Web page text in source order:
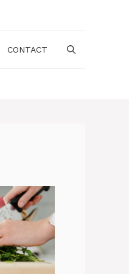
CONTACT